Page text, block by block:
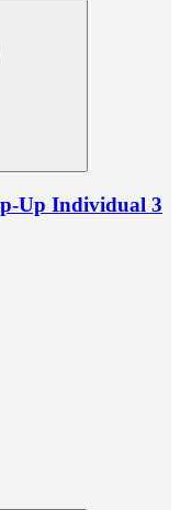
Up Individual 3